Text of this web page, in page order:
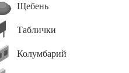
Щебень
Таблички
Колумбарий